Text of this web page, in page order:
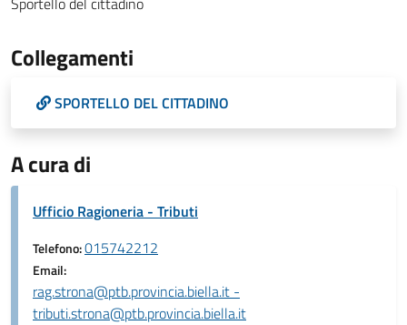
Collegamenti
SPORTELLO DEL CITTADINO
A cura di
Ufficio Ragioneria - Tributi
Telefono:015742212
Email:
rag.strona@ptb.provincia.biella.it -
tributi.strona@ptb.provincia.biella.it